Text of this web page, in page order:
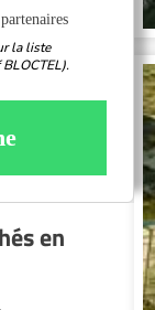
la liste
en